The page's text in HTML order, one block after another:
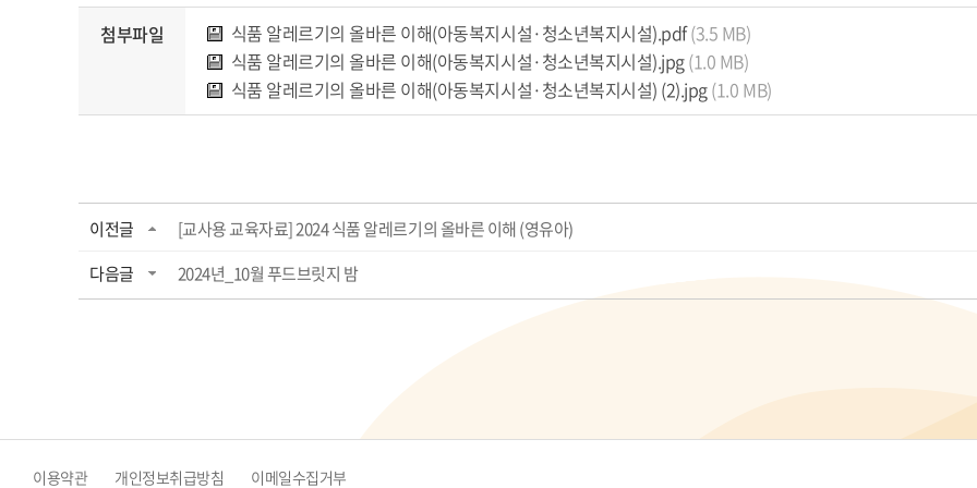
첨부파일 식품 알레르기의 올바른 이해(아동복지시설·청소년복지시설).pdf(3.5 MB)
식품 알레르기의 올바른 이해(아동복지시설·청소년복지시설).jpg(1.0 MB)
식품 알레르기의 올바른 이해(아동복지시설·청소년복지시설) (2).jpg(1.0 MB)
이전글
[교사용 교육자료] 2024 식품 알레르기의 올바른 이해 (영유아)
다음글
2024년_10월 푸드브릿지 밤
이용약관 개인정보취급방침 이메일수집거부